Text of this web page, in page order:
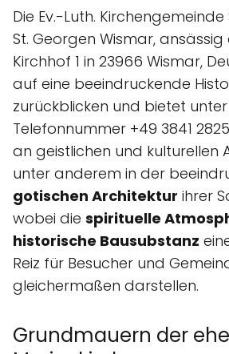
Die Ev.-Luth.
St. Georgen Wismar,
Kirchhof 1 in 23966 Wismar,
auf eine beeindruckende
zurückblicken und bietet
Telefonnummer +49 3841
an geistlichen und kulturellen
unter anderem in der
gotischen Architektur ihrer
wobei die spirituelle
historische Bausubstanz
Reiz für Besucher und
gleichermaßen darstellen.
Grundmauern der